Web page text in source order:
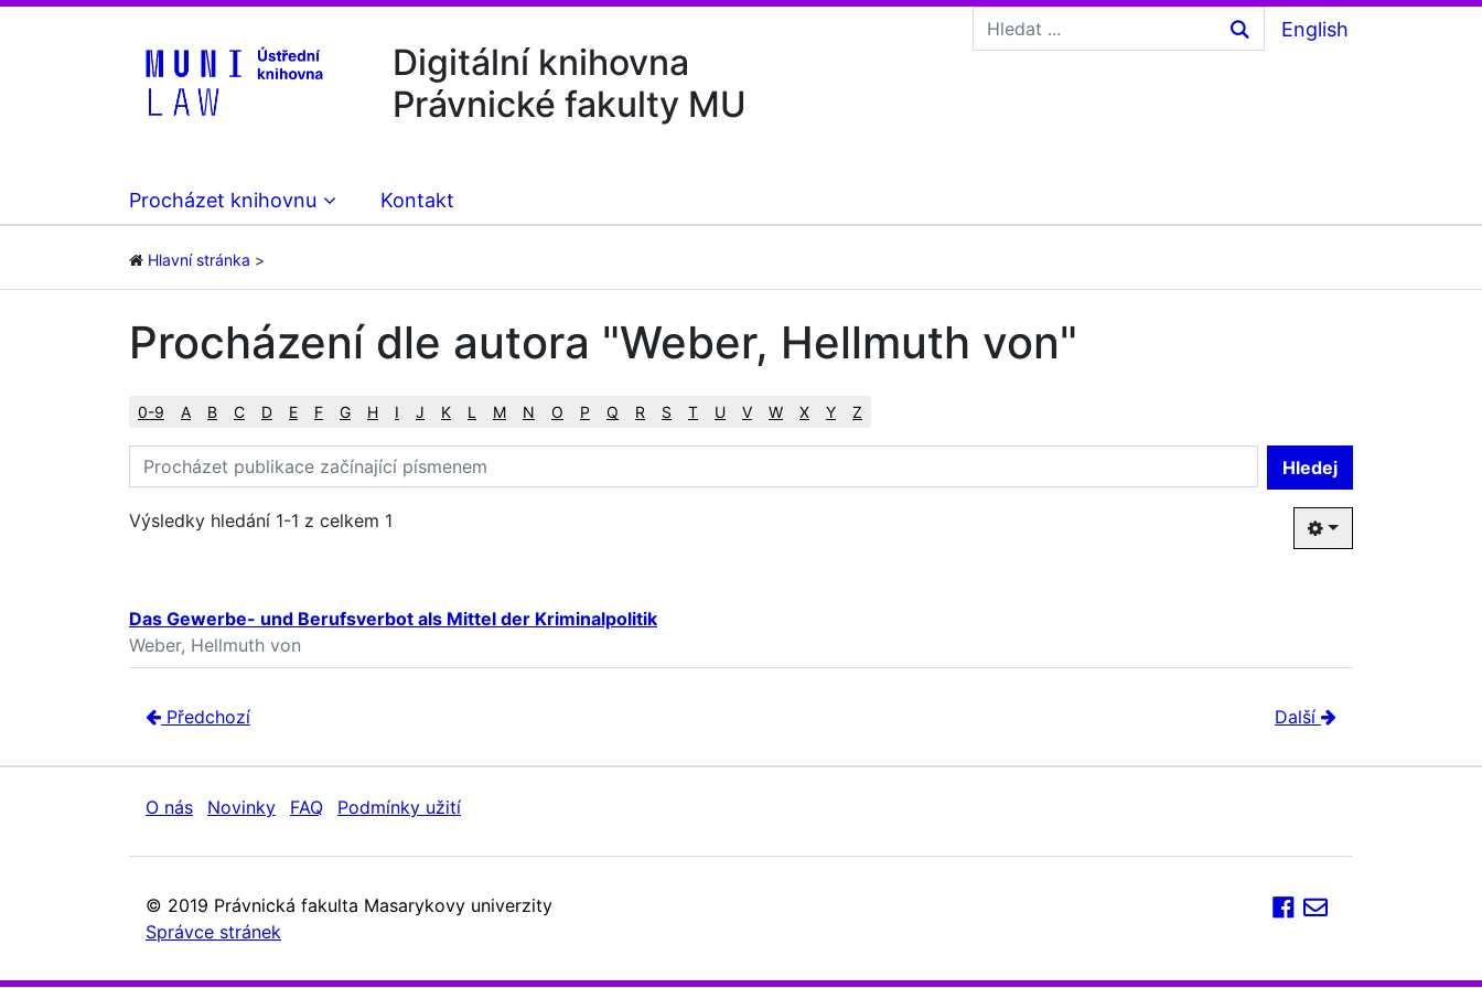
Digitální knihovna
Právnické fakulty MU
English
Procházet knihovnu Kontakt
Hlavní stránka
Procházení dle autora "Weber, Hellmuth von"
0-9 A B C D E F G H I J K L M N O P Q R S T U V W X Y Z
Hledej
Výsledky hledání 1-1 z celkem 1
Das Gewerbe- und Berufsverbot als Mittel der Kriminalpolitik
Weber, Hellmuth von
Předchozí Další
O nás Novinky FAQ Podmínky užití
© 2019 Právnická fakulta Masarykovy univerzity
Správce stránek